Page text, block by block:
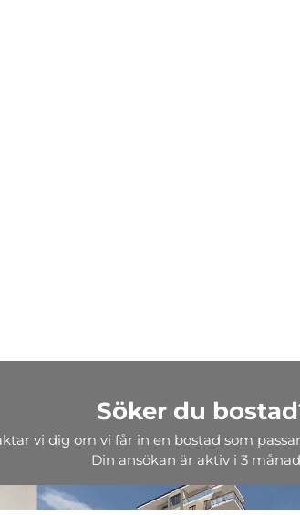
Söker du
vi dig om vi får in en bostad som
Din ansökan är aktiv i 3